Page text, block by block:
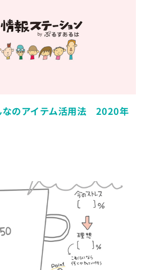
なのアイテム活用法 2020年